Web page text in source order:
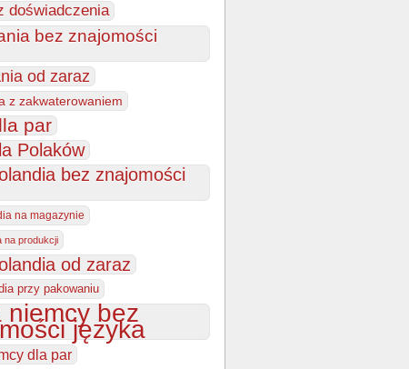
doświadczenia
bez znajomości
od zaraz
z zakwaterowaniem
par
Polaków
bez znajomości
na magazynie
na produkcji
od zaraz
przy pakowaniu
niemcy bez
języka
dla par